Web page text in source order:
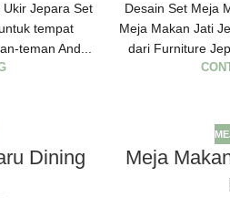
Jepara Set
tempat
teman And...
Desain Set Meja
Meja Makan Jati
dari Furniture
Dining
Meja